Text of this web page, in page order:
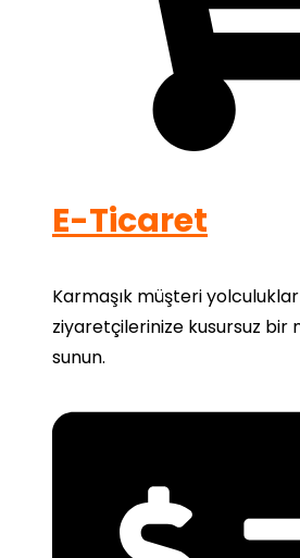
E-Ticaret
Karmaşık müşteri
ziyaretçilerinize kusursuz bir
sunun.